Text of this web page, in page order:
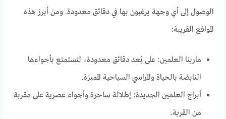
الوصول إلى أي وجهة يرغبون بها في دقائق معدودة. ومن أبرز هذه
المواقع القريبة:
مارينا العلمين: على بُعد دقائق معدودة، لتستمتع بأجواءها
النابضة بالحياة والمراسي السياحية المميزة.
أبراج العلمين الجديدة: إطلالة ساحرة وأجواء عصرية على مقربة
من القرية.